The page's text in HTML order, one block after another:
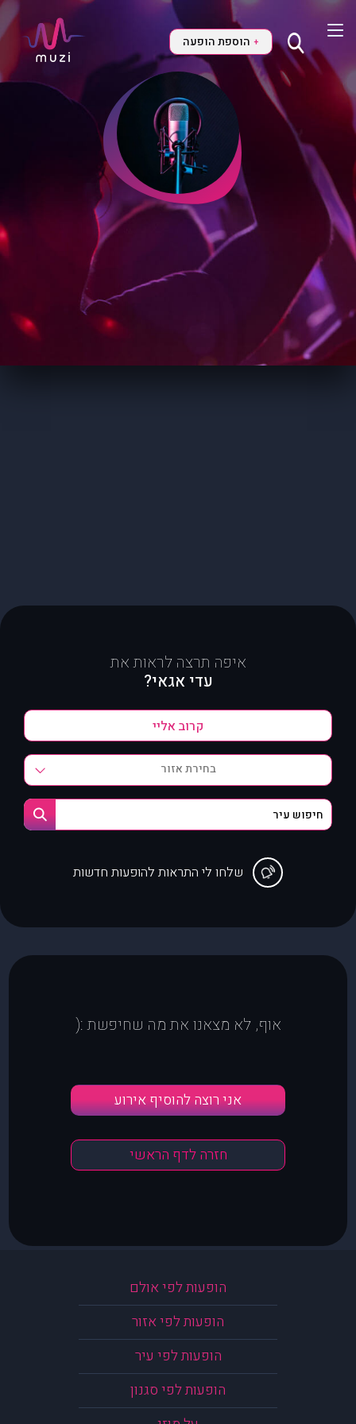
+ הוספת הופעה
איפה תרצה לראות את
עדי אגאי?
בחירת אזור
שלחו לי התראות להופעות חדשות
אוף, לא מצאנו את מה שחיפשת :(
אני רוצה להוסיף אירוע
חזרה לדף הראשי
הופעות לפי אולם
הופעות לפי אזור
הופעות לפי עיר
הופעות לפי סגנון